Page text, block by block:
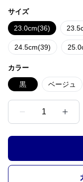
サイズ
23.0cm(36)
24.5cm(39)
カラー
黒 ベージュ
1